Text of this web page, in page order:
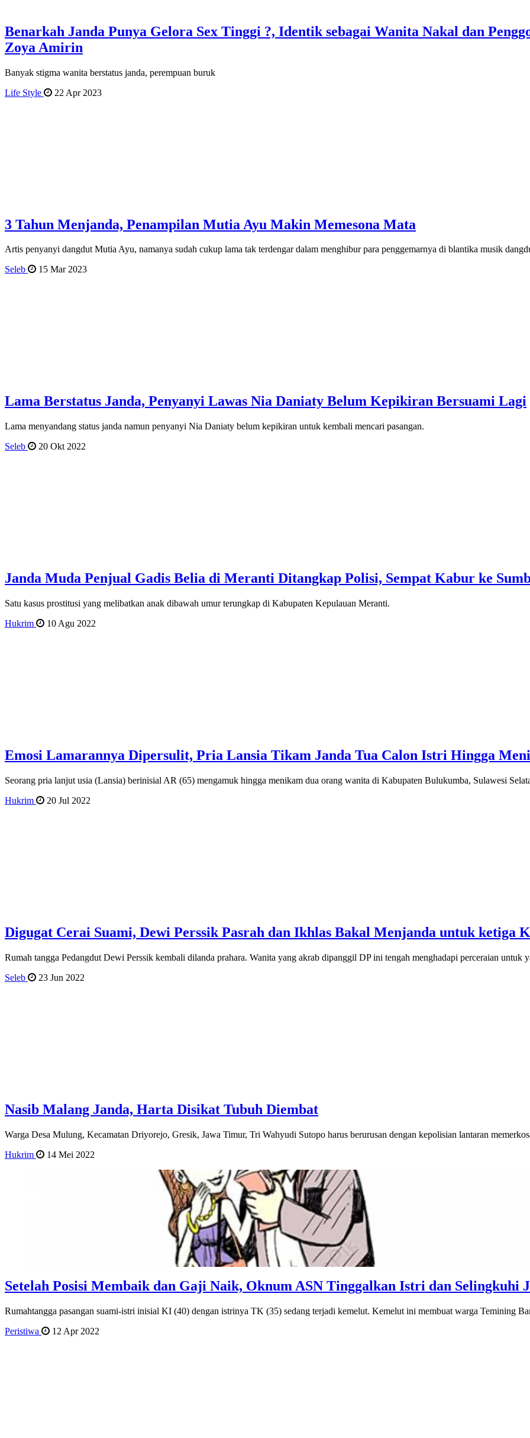
Benarkah Janda Punya Gelora Sex Tinggi ?, Identik sebagai Wanita Nakal dan
Zoya Amirin
Banyak stigma wanita berstatus janda, perempuan buruk
Life Style
22 Apr 2023
3 Tahun Menjanda, Penampilan Mutia Ayu Makin Memesona Mata
Artis penyanyi dangdut Mutia Ayu, namanya sudah cukup lama tak terdengar dalam menghibur para penggemarnya di blantika musik
Seleb
15 Mar 2023
Lama Berstatus Janda, Penyanyi Lawas Nia Daniaty Belum Kepikiran Bersuami Lagi
Lama menyandang status janda namun penyanyi Nia Daniaty belum kepikiran untuk kembali mencari pasangan.
Seleb
20 Okt 2022
Janda Muda Penjual Gadis Belia di Meranti Ditangkap Polisi, Sempat Kabur ke
Satu kasus prostitusi yang melibatkan anak dibawah umur terungkap di Kabupaten Kepulauan Meranti.
Hukrim
10 Agu 2022
Emosi Lamarannya Dipersulit, Pria Lansia Tikam Janda Tua Calon Istri Hingga
Seorang pria lanjut usia (Lansia) berinisial AR (65) mengamuk hingga menikam dua orang wanita di Kabupaten Bulukumba, Sulawesi
Hukrim
20 Jul 2022
Digugat Cerai Suami, Dewi Perssik Pasrah dan Ikhlas Bakal Menjanda untuk ketiga
Rumah tangga Pedangdut Dewi Perssik kembali dilanda prahara. Wanita yang akrab dipanggil DP ini tengah menghadapi perceraian
Seleb
23 Jun 2022
Nasib Malang Janda, Harta Disikat Tubuh Diembat
Warga Desa Mulung, Kecamatan Driyorejo, Gresik, Jawa Timur, Tri Wahyudi Sutopo harus berurusan dengan kepolisian lantaran
Hukrim
14 Mei 2022
Setelah Posisi Membaik dan Gaji Naik, Oknum ASN Tinggalkan Istri dan Selingkuhi
Rumahtangga pasangan suami-istri inisial KI (40) dengan istrinya TK (35) sedang terjadi kemelut. Kemelut ini membuat warga Temining
Peristiwa
12 Apr 2022